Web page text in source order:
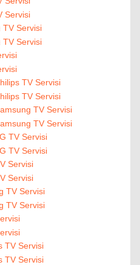
Servisi
TV Servisi
TV Servisi
TV Servisi
TV Servisi
TV Servisi
TV Servisi
TV Servisi
TV Servisi
Servisi
Servisi
TV Servisi
TV Servisi
TV Servisi
TV Servisi